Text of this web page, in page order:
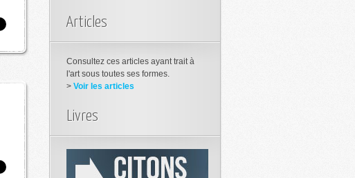
Articles
Consultez ces articles ayant trait à
l'art sous toutes ses formes.
> Voir les articles
Livres